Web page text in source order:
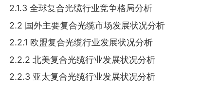
2.1.3 全球复合光缆行业竞争格局分析
2.2 国外主要复合光缆市场发展状况分析
2.2.1 欧盟复合光缆行业发展状况分析
2.2.2 北美复合光缆行业发展状况分析
2.2.3 亚太复合光缆行业发展状况分析